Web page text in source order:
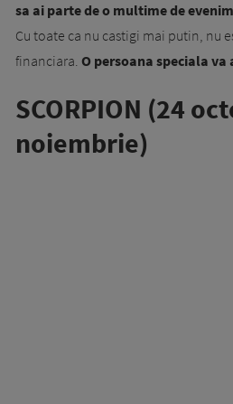
sa ai parte de o multime de
Cu toate ca nu castigi mai putin, nu
financiara. O persoana speciala
SCORPION (24
noiembrie)